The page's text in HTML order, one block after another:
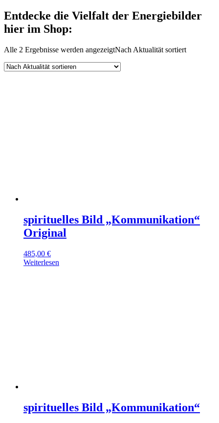
Entdecke die Vielfalt der Energiebilder
hier im Shop:
Alle 2 Ergebnisse werden angezeigtNach Aktualität sortiert
spirituelles Bild „Kommunikation“
Original
485,00 €
Weiterlesen
spirituelles Bild „Kommunikation“